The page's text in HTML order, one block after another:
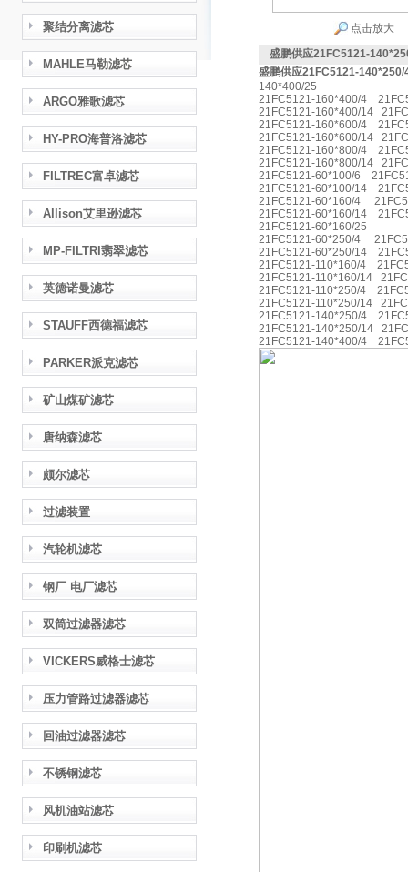
聚结分离滤芯
MAHLE马勒滤芯
ARGO雅歌滤芯
HY-PRO海普洛滤芯
FILTREC富卓滤芯
Allison艾里逊滤芯
MP-FILTRI翡翠滤芯
英德诺曼滤芯
STAUFF西德福滤芯
PARKER派克滤芯
矿山煤矿滤芯
唐纳森滤芯
颇尔滤芯
过滤装置
汽轮机滤芯
钢厂 电厂滤芯
双筒过滤器滤芯
VICKERS威格士滤芯
压力管路过滤器滤芯
回油过滤器滤芯
不锈钢滤芯
风机油站滤芯
印刷机滤芯
点击放大
盛鹏供应21FC5121-
盛鹏供应21FC5121-140*250/
140*400/25
21FC5121-160*400/4
21FC5121-160*400/14
21FC5121-160*600/4
21FC5121-160*600/14
21FC5121-160*800/4
21FC5121-160*800/14
21FC5121-60*100/6
21FC5121-60*100/14
21FC5121-60*160/4
21FC5121-60*160/14
21FC5121-60*160/25
21FC5121-60*250/4
21FC5121-60*250/14
21FC5121-110*160/4
21FC5121-110*160/14
21FC5121-110*250/4
21FC5121-110*250/14
21FC5121-140*250/4
21FC5121-140*250/14
21FC5121-140*400/4